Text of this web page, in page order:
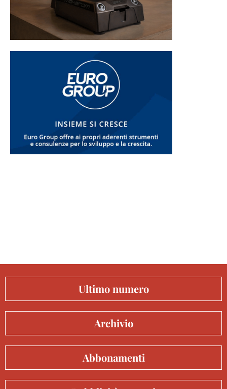
Ultimo numero
Archivio
Abbonamenti